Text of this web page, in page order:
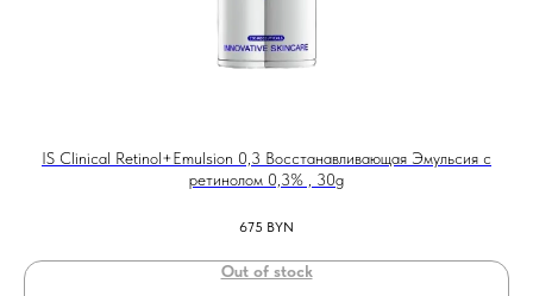
IS Clinical Retinol+Emulsion 0,3 Восстанавливающая Эмульсия с
ретинолом 0,3% , 30g
675 BYN
Out of stock